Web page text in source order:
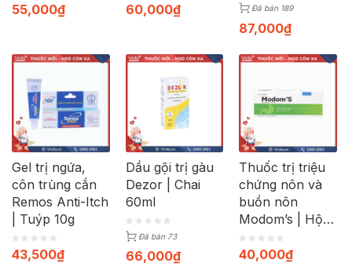
55,000₫
60,000₫ Đã bán 189
87,000₫
Gel trị ngứa,
côn trùng cắn
Remos Anti-Itch
| Tuýp 10g
43,500₫
Dầu gội trị gàu
Dezor | Chai
60ml
Đã bán 73
66,000₫
Thuốc trị triệu
chứng nôn và
buồn nôn
Modom’s | Hộp
100 viên
40,000₫